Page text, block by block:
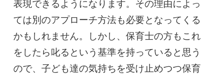
表現できるようになります。その理由によっ
ては別のアプローチ方法も必要となってくる
かもしれません。しかし、保育士の方もこれ
をしたら叱るという基準を持っていると思う
ので、子ども達の気持ちを受け止めつつ保育